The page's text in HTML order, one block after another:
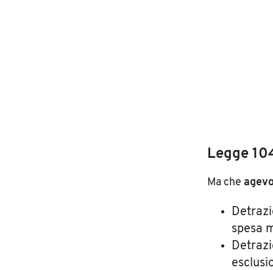
Legge
Ma che
spesa